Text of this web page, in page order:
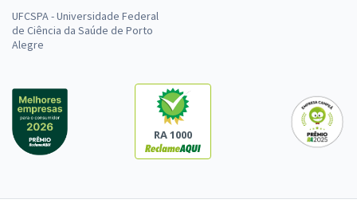
UFCSPA - Universidade Federal
de Ciência da Saúde de Porto
Alegre
RA 1000